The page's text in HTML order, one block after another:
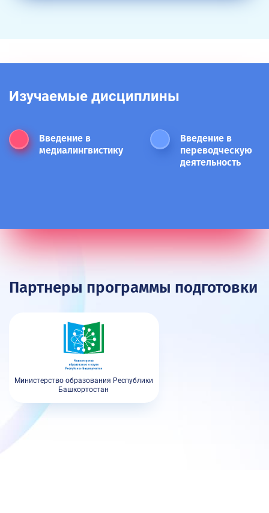
Изучаемые дисциплины
Введение в
медиалингвистику
Введение в
переводческую
деятельность
Партнеры программы подготовки
Министерство образования Республики
Башкортостан